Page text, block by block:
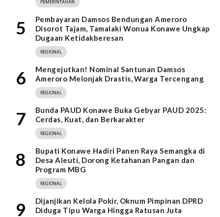
PEMERINTAHAN
5
Pembayaran Damsos Bendungan Ameroro
Disorot Tajam, Tamalaki Wonua Konawe Ungkap
Dugaan Ketidakberesan
REGIONAL
6
Mengejutkan! Nominal Santunan Damsos
Ameroro Melonjak Drastis, Warga Tercengang
REGIONAL
7
Bunda PAUD Konawe Buka Gebyar PAUD 2025:
Cerdas, Kuat, dan Berkarakter
REGIONAL
8
Bupati Konawe Hadiri Panen Raya Semangka di
Desa Aleuti, Dorong Ketahanan Pangan dan
Program MBG
REGIONAL
9
Dijanjikan Kelola Pokir, Oknum Pimpinan DPRD
Diduga Tipu Warga Hingga Ratusan Juta